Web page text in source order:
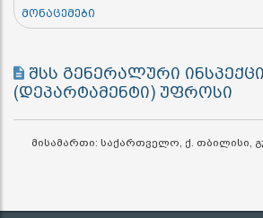
მონაცემები
შსს გენერალური
(დეპარტამენტი) უფროსი
მისამართი: საქართველო, ქ. თბილისი,